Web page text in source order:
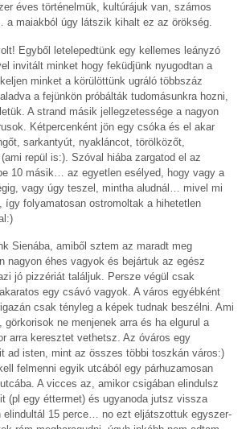
éves történelmük, kultúrájuk van, számos
a maiakból úgy látszik kihalt ez az örökség.
Egyből letelepedtünk egy kellemes leányzó
invitált minket hogy feküdjünk nyugodtan a
minket a körülöttünk ugráló többszáz
a fejünkön próbálták tudomásunkra hozni,
A strand másik jellegzetessége a nagyon
Kétpercenként jön egy csóka és el akar
sarkantyút, nyakláncot, törölközőt,
repül is:). Szóval hiába zargatod el az
10 másik… az egyetlen esélyed, hogy vagy a
vagy úgy teszel, mintha aludnál… mivel mi
így folyamatosan ostromoltak a hihetetlen
Sienába, amiből sztem az maradt meg
nagyon éhes vagyok és bejártuk az egész
jó pizzériát találjuk. Persze végül csak
egy csávó vagyok. A város egyébként
csak tényleg a képek tudnak beszélni. Ami
görkorisok ne menjenek arra és ha elgurul a
arra keresztet vethetsz. Az óváros egy
ad isten, mint az összes többi toszkán város:)
felmenni egyik utcából egy párhuzamosan
A vicces az, amikor csigában elindulsz
(pl egy éttermet) és ugyanoda jutsz vissza
elindultál 15 perce… no ezt eljátszottuk egyszer-